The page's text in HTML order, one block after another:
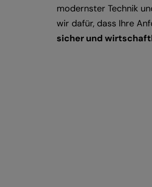
modernster Technik
wir dafür, dass Ihre
sicher und